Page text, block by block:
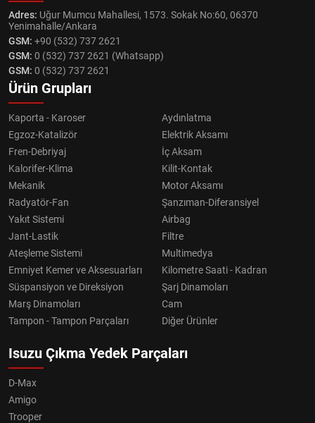
Adres: Uğur Mumcu Mahallesi, 1573. Sokak No:60, 06370
Yenimahalle/Ankara
GSM: +90 (532) 737 2621
GSM: 0 (532) 737 2621 (Whatsapp)
GSM: 0 (532) 737 2621
Ürün Grupları
Kaporta - Karoser
Aydınlatma
Egzoz-Katalizör
Elektrik Aksamı
Fren-Debriyaj
İç Aksam
Kalorifer-Klima
Kilit-Kontak
Mekanik
Motor Aksamı
Radyatör-Fan
Şanzıman-Diferansiyel
Yakıt Sistemi
Airbag
Jant-Lastik
Filtre
Ateşleme Sistemi
Multimedya
Emniyet Kemer ve Aksesuarları
Kilometre Saati - Kadran
Süspansiyon ve Direksiyon
Şarj Dinamoları
Marş Dinamoları
Cam
Tampon - Tampon Parçaları
Diğer Ürünler
Isuzu Çıkma Yedek Parçaları
D-Max
Amigo
Trooper